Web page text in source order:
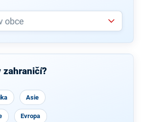
zahraničí?
Asie
Evropa